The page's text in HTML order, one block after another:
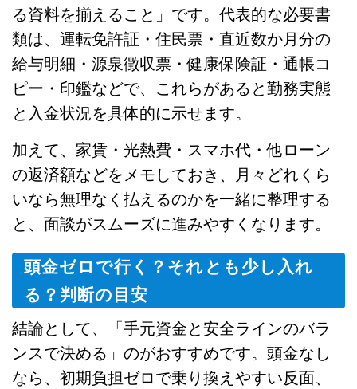
る資料を揃えること」です。代表的な必要書
類は、運転免許証・住民票・直近数か月分の
給与明細・源泉徴収票・健康保険証・通帳コ
ピー・印鑑などで、これらがあると勤務実態
と入金状況を具体的に示せます。
加えて、家賃・光熱費・スマホ代・他ローン
の返済額などをメモしておき、月々どれくら
いなら無理なく払えるのかを一緒に整理する
と、面談がスムーズに進みやすくなります。
頭金ゼロで行く？それとも少し入れ
る？判断の目安
結論として、「手元資金と安全ラインのバラ
ンスで決める」のがおすすめです。頭金なし
なら、初期負担ゼロで乗り換えやすい反面、